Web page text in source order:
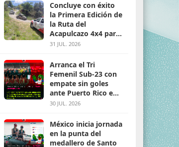
Concluye con éxito
la Primera Edición de
la Ruta del
Acapulcazo 4x4 para
parejas
31 JUL. 2026
Arranca el Tri
Femenil Sub-23 con
empate sin goles
ante Puerto Rico en
Santo Domingo 2026
30 JUL. 2026
México inicia jornada
en la punta del
medallero de Santo